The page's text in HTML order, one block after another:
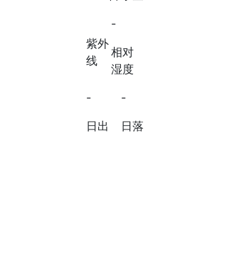
紫外
线
-
相对
湿度
-
日出
-
日落